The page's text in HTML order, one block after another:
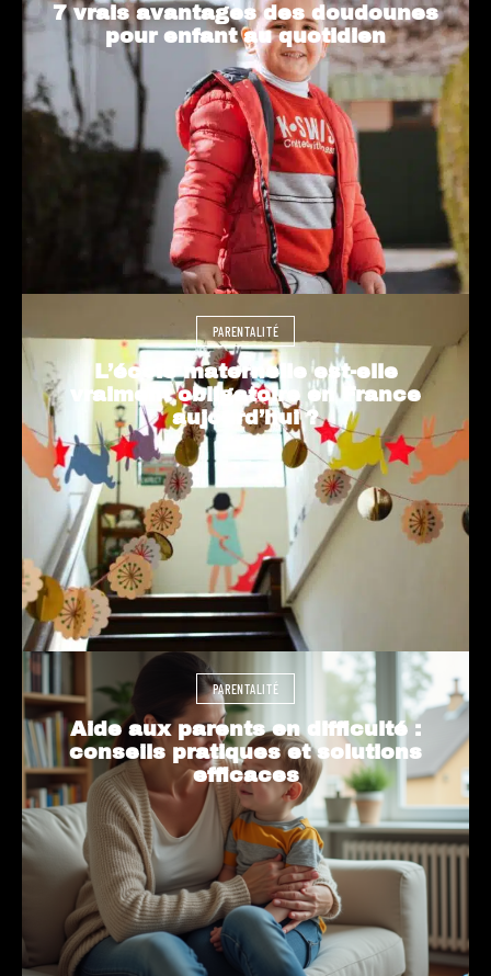
7 vrais avantages des doudounes
pour enfant au quotidien
PARENTALITÉ
L’école maternelle est-elle
vraiment obligatoire en France
aujourd’hui ?
PARENTALITÉ
Aide aux parents en difficulté :
conseils pratiques et solutions
efficaces